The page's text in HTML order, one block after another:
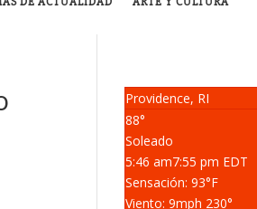
Providence, RI
88°
Soleado
5:46 am7:55 pm EDT
Sensación: 93°F
Viento: 9mph 230°